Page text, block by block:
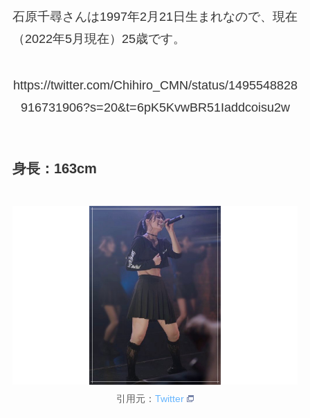
石原千尋さんは1997年2月21日生まれなので、現在
（2022年5月現在）25歳です。
https://twitter.com/Chihiro_CMN/status/1495548828
916731906?s=20&t=6pK5KvwBR51Iaddcoisu2w
身長：163cm
引用元： Twitter